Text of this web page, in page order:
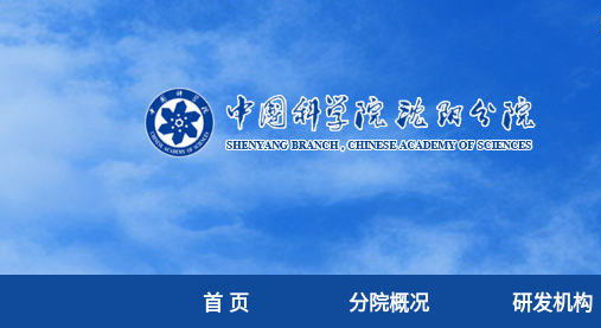
首 页 分院概况 研发机构